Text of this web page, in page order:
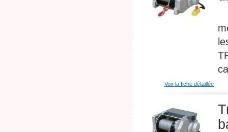
Voir la fiche détaillée